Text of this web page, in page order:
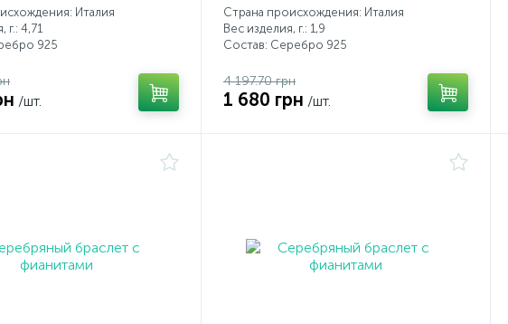
Италия
г.: 4,71
925
/шт.
Страна происхождения: Италия
Вес изделия, г.: 1,9
Состав: Серебро 925
4 197.70 грн
1 680 грн /шт.